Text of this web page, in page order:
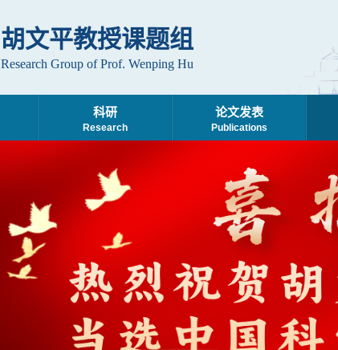
胡文平教授课题组
Research Group of Prof. Wenping Hu
科研
Research
论文发表
Publications